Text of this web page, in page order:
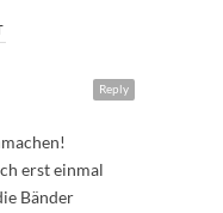
Reply
erst einmal
Bänder